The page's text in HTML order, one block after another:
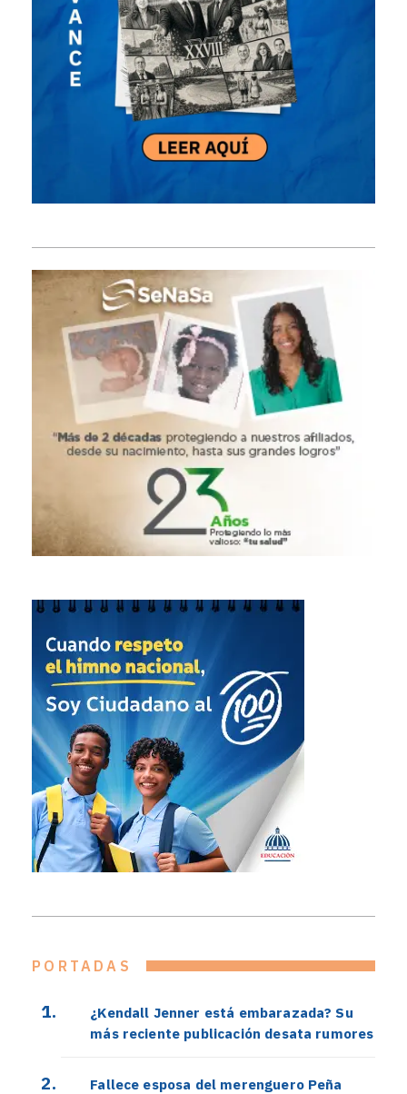
PORTADAS
¿Kendall Jenner está embarazada? Su
más reciente publicación desata rumores
Fallece esposa del merenguero Peña